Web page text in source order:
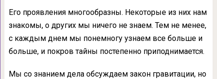
Его проявления многообразны. Некото­рые из них нам
знакомы, о других мы ничего не знаем. Тем не менее,
с каждым днем мы понемногу узнаем все больше и
больше, и покров тайны постепенно приподнимается.
Мы со знанием дела обсуждаем закон гравитации, но